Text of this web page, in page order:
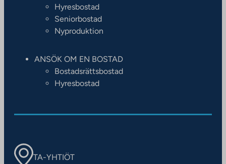
Hyresbostad
Seniorbostad
Nyproduktion
ANSÖK OM EN BOSTAD
Bostadsrättsbostad
Hyresbostad
TA-YHTIÖT